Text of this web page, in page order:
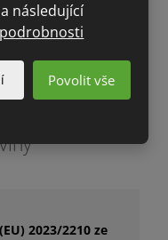
2023/2210 ze
následující
Povolit vše